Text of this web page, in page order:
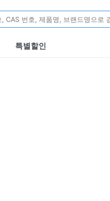
특별할인